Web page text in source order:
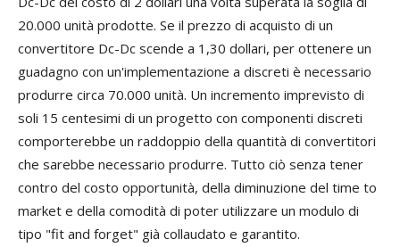
20.000 unità prodotte. Se il prezzo di acquisto di un
convertitore Dc-Dc scende a 1,30 dollari, per ottenere un
guadagno con un'implementazione a discreti è necessario
produrre circa 70.000 unità. Un incremento imprevisto di
soli 15 centesimi di un progetto con componenti discreti
comporterebbe un raddoppio della quantità di convertitori
che sarebbe necessario produrre. Tutto ciò senza tener
contro del costo opportunità, della diminuzione del time to
market e della comodità di poter utilizzare un modulo di
tipo "fit and forget" già collaudato e garantito.